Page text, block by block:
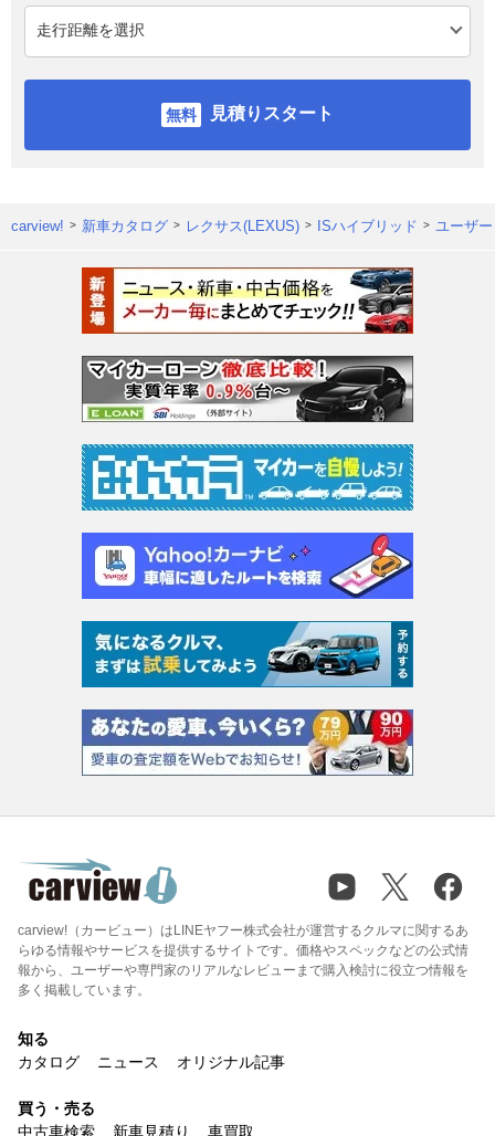
見積りスタート
carview! 新車カタログ レクサス(LEXUS) ISハイブリッド ユーザ
carview!（カービュー）はLINEヤフー株式会社が運営するクルマに関するあ
らゆる情報やサービスを提供するサイトです。価格やスペックなどの公式情
報から、ユーザーや専門家のリアルなレビューまで購入検討に役立つ情報を
多く掲載しています。
知る
カタログ
ニュース オリジナル記事
買う・売る
中古車検索
新車見積り 車買取